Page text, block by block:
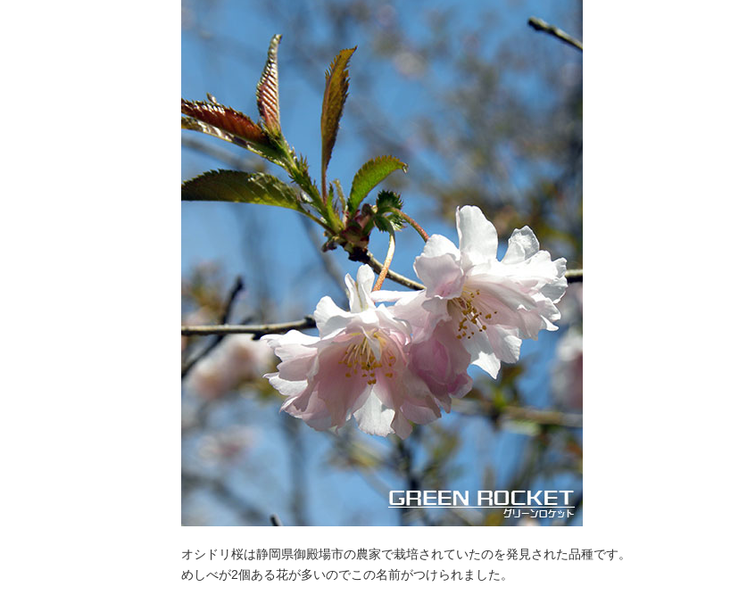
オシドリ桜は静岡県御殿場市の農家で栽培されていたのを発見された品種です。
めしべが2個ある花が多いのでこの名前がつけられました。